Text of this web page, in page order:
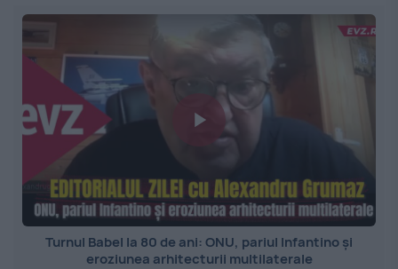
Turnul Babel la 80 de ani: ONU, pariul Infantino și
eroziunea arhitecturii multilaterale